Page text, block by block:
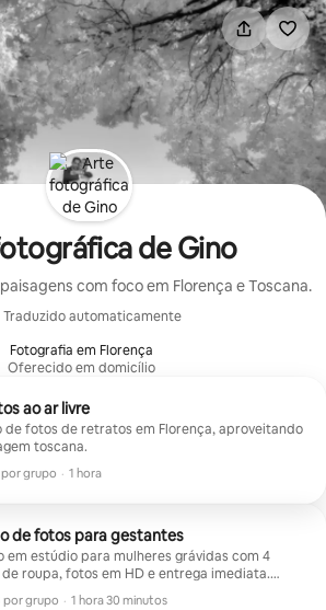
de Gino
com foco em Florença e Toscana.
Traduzido automaticamente
Fotografia em Florença
Oferecido em domicílio
ao ar livre
de fotos de retratos em Florença, aproveitando
toscana.
por grupo
grupo · 1 hora
de fotos para gestantes
em estúdio para mulheres grávidas com 4
roupa, fotos em HD e entrega imediata.
presença do marido, companheiro ou filhos.
por grupo
grupo · 1 hora 30 minutos